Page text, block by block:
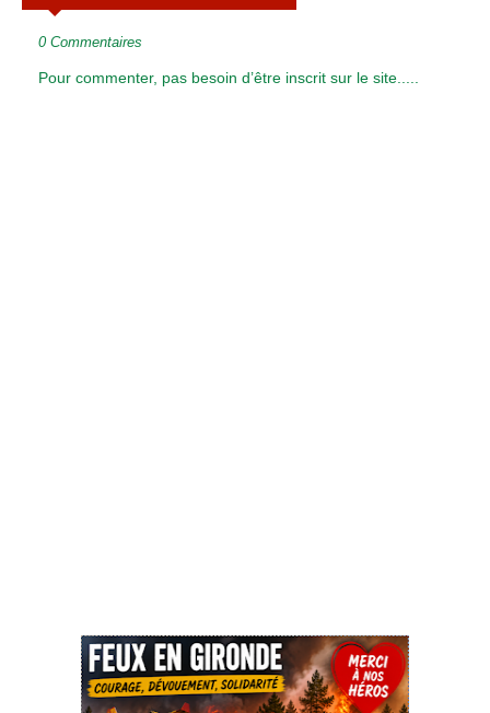
0 Commentaires
Pour commenter, pas besoin d’être inscrit sur le site.....